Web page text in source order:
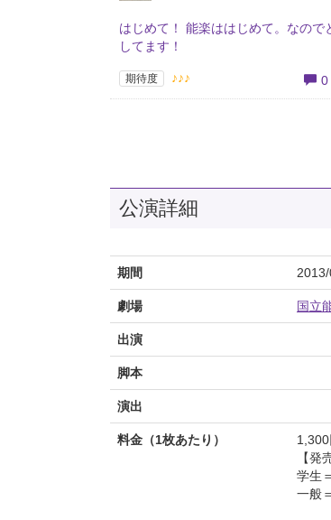
はじめて！ 能楽ははじめて。なので
してます！
期待度 ♪♪♪ 0
公演詳細
期間
劇場 国立
出演
脚本
演出
料金（1枚あたり）
【発
学生
一般
脇